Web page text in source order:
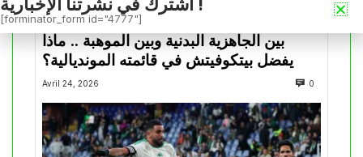
أخبار المنتخب
بين الجاهزية البدنية وبين الموهبة .. ماذا
يفضل بيتكوفيتش في قائمته المونديالية؟
Avril 24, 2026 0
[forminator_form id="4777"]